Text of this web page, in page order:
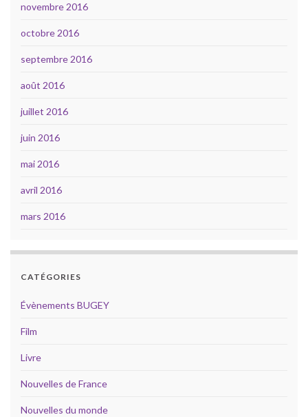
novembre 2016
octobre 2016
septembre 2016
août 2016
juillet 2016
juin 2016
mai 2016
avril 2016
mars 2016
CATÉGORIES
Évènements BUGEY
Film
Livre
Nouvelles de France
Nouvelles du monde